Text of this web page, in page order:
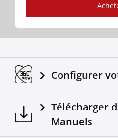
Configurer
Télécharger
Manuels